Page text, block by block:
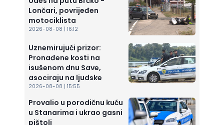
Lončari, povrijeđen
motociklista
2026-08-08 | 16:12
Uznemirujući prizor:
Pronađene kosti na
isušenom dnu Save,
asociraju na ljudske
2026-08-08 | 15:55
Provalio u porodičnu kuću
u Stanarima i ukrao gasni
pištolj